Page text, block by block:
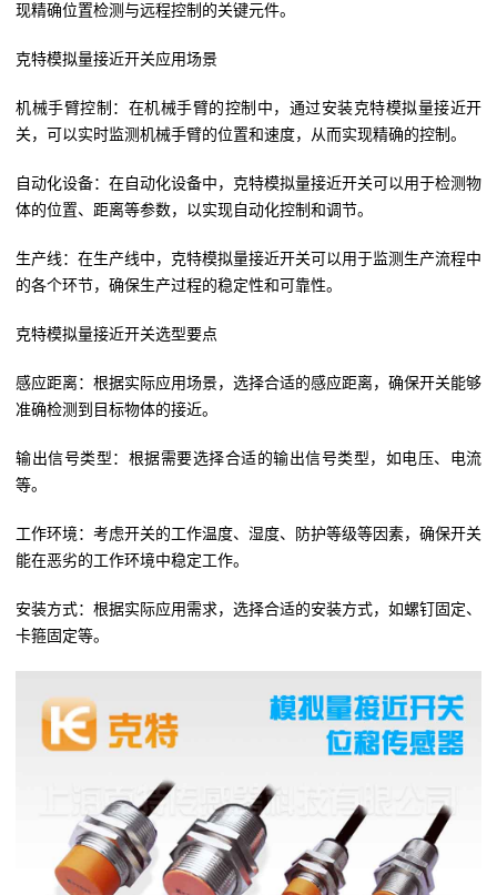
现精确位置检测与远程控制的关键元件。
克特模拟量接近开关应用场景
机械手臂控制：在机械手臂的控制中，通过安装克特模拟量接近开
关，可以实时监测机械手臂的位置和速度，从而实现精确的控制。
自动化设备：在自动化设备中，克特模拟量接近开关可以用于检测物
体的位置、距离等参数，以实现自动化控制和调节。
生产线：在生产线中，克特模拟量接近开关可以用于监测生产流程中
的各个环节，确保生产过程的稳定性和可靠性。
克特模拟量接近开关选型要点
感应距离：根据实际应用场景，选择合适的感应距离，确保开关能够
准确检测到目标物体的接近。
输出信号类型：根据需要选择合适的输出信号类型，如电压、电流
等。
工作环境：考虑开关的工作温度、湿度、防护等级等因素，确保开关
能在恶劣的工作环境中稳定工作。
安装方式：根据实际应用需求，选择合适的安装方式，如螺钉固定、
卡箍固定等。